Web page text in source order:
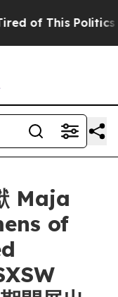
of This Politics of
Maja
of